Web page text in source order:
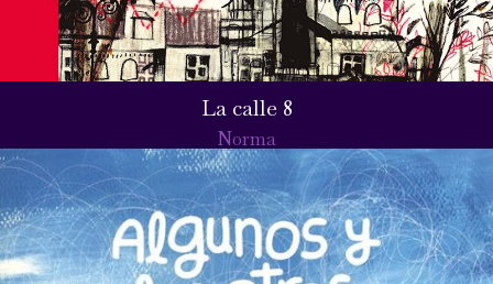
La calle 8
Norma